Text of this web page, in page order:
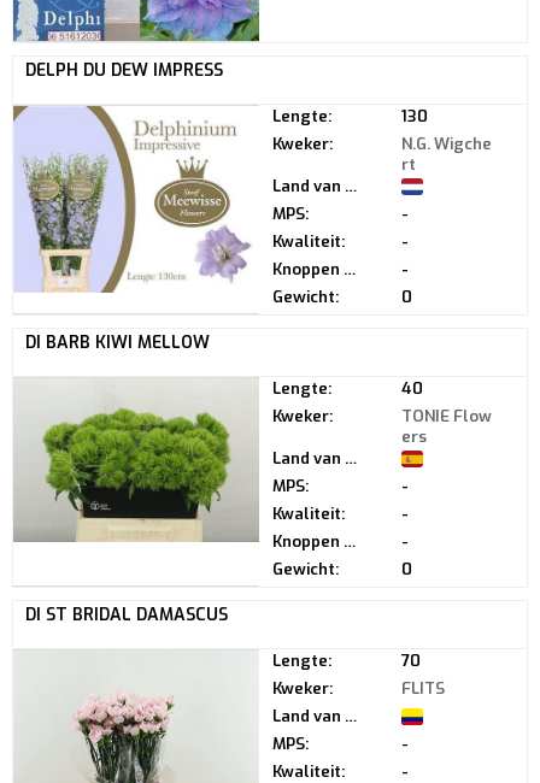
DELPH DU DEW IMPRESS
Lengte:
130
Kweker:
N.G. Wigche
rt
Land van herkomst:
MPS:
-
Kwaliteit:
-
Knoppen per steel:
-
Gewicht:
0
DI BARB KIWI MELLOW
Lengte:
40
Kweker:
TONIE Flow
ers
Land van herkomst:
MPS:
-
Kwaliteit:
-
Knoppen per steel:
-
Gewicht:
0
DI ST BRIDAL DAMASCUS
Lengte:
70
Kweker:
FLITS
Land van herkomst:
MPS:
-
Kwaliteit:
-